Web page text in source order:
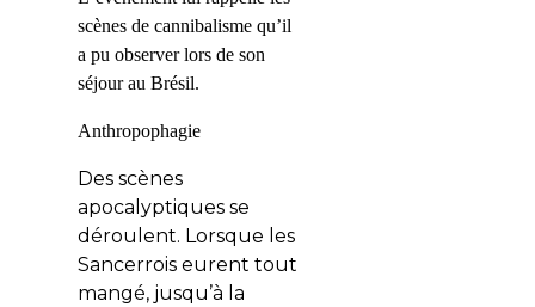
scènes de cannibalisme qu’il
a pu observer lors de son
séjour au Brésil.
Anthropophagie
Des scènes
apocalyptiques se
déroulent. Lorsque les
Sancerrois eurent tout
mangé, jusqu’à la